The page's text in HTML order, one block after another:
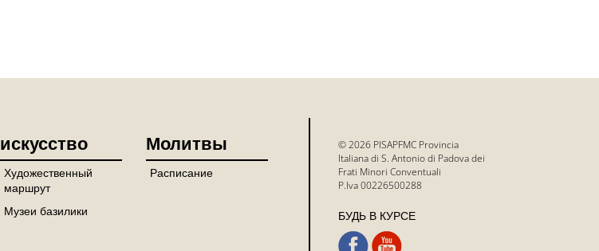
искусство
Художественный
маршрут
Музеи базилики
Молитвы
Расписание
© 2026 PISAPFMC Provincia
Italiana di S. Antonio di Padova dei
Frati Minori Conventuali
P.Iva 00226500288
БУДЬ В КУРСЕ